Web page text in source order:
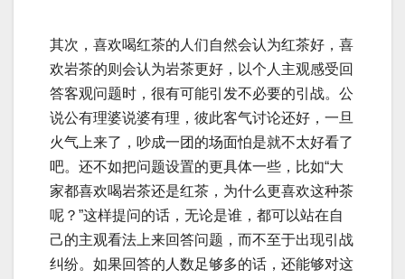
其次，喜欢喝红茶的人们自然会认为红茶好，喜
欢岩茶的则会认为岩茶更好，以个人主观感受回
答客观问题时，很有可能引发不必要的引战。公
说公有理婆说婆有理，彼此客气讨论还好，一旦
火气上来了，吵成一团的场面怕是就不太好看了
吧。还不如把问题设置的更具体一些，比如“大
家都喜欢喝岩茶还是红茶，为什么更喜欢这种茶
呢？”这样提问的话，无论是谁，都可以站在自
己的主观看法上来回答问题，而不至于出现引战
纠纷。如果回答的人数足够多的话，还能够对这